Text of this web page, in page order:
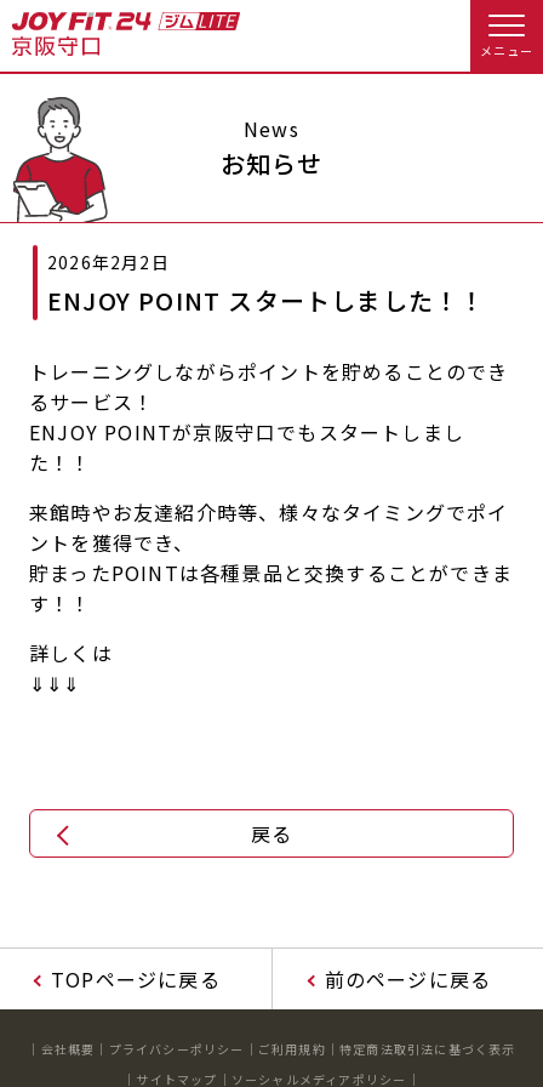
メニュー
店舗トップ
会員の方へトップ
会員様へのお知らせ
休会お手続き オプション料金
よくあるご質問 店舗へのお問い合わせ
入会のお手続きをする
入会するトップ
料金・サービス等詳しく見る
入会を悩まれている方へトップ
キャンペーン 料金のご案内
見学・体験
JOYFIT総合トップ
JOYFIT24
JOYFIT+
News
お知らせ
2026年2月2日
ENJOY POINT スタートしました！！
トレーニングしながらポイントを貯めることのでき
るサービス！
ENJOY POINTが京阪守口でもスタートしまし
た！！
来館時やお友達紹介時等、様々なタイミングでポイ
ントを獲得でき、
貯まったPOINTは各種景品と交換することができま
す！！
詳しくは
⇓⇓⇓
戻る
TOPページに戻る 前のページに戻る
会社概要 プライバシーポリシー ご利用規約
特定商法取引法に基づく表示
サイトマップ
ソーシャルメディアポリシー